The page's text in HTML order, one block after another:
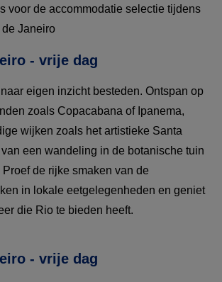
voor de accommodatie selectie tijdens
Janeiro
- vrije dag
eigen inzicht besteden. Ontspan op
zoals Copacabana of Ipanema,
wijken zoals het artistieke Santa
een wandeling in de botanische tuin
de rijke smaken van de
in lokale eetgelegenheden en geniet
die Rio te bieden heeft.
- vrije dag